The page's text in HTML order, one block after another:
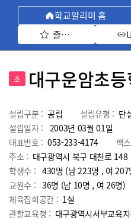
학교알리미 홈
즐겨찾기 선택
초 대구운암초
설립구분 : 공립 설립유형 : 단
설립일자 : 2003년 03월 01일
대표번호 : 053-233-4174 팩
주소 : 대구광역시 북구 대천로 148
학생수 : 430명 (남 223명 , 여 207
교원수 : 36명 (남 10명 , 여 26명)
체육집회공간 : 1실
관할교육청 : 대구광역시서부교육